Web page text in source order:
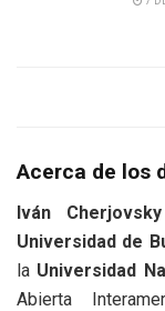
Acerca de los
Iván Cherjovsky
Universidad de
la Universidad
Abierta